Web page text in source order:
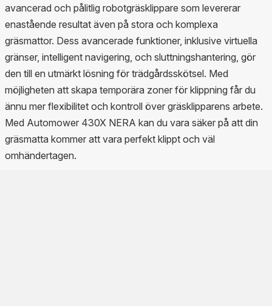
avancerad och pålitlig robotgräsklippare som levererar
enastående resultat även på stora och komplexa
gräsmattor. Dess avancerade funktioner, inklusive virtuella
gränser, intelligent navigering, och sluttningshantering, gör
den till en utmärkt lösning för trädgårdsskötsel. Med
möjligheten att skapa temporära zoner för klippning får du
ännu mer flexibilitet och kontroll över gräsklipparens arbete.
Med Automower 430X NERA kan du vara säker på att din
gräsmatta kommer att vara perfekt klippt och väl
omhändertagen.